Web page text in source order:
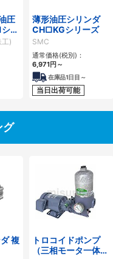
圧
リ
工)
薄形油圧シリンダ
CH□KGシリーズ
SMC
通常価格(税別)：
6,971円 ～
在庫品1日目～
当日出荷可能
グ
複
トロコイドポンプ
（三相モータ一体